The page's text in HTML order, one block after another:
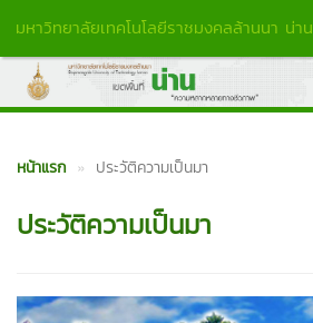
มหาวิทยาลัยเทคโนโลยีราชมงคลล้านนา น่าน
หน้าแรก ประวัติความเป็นมา
ประวัติความเป็นมา